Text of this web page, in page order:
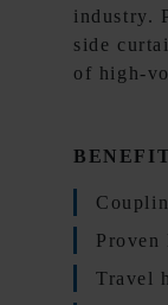
industry.
side
of high-
Travel